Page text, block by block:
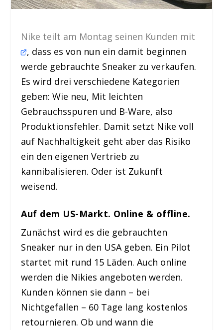
Nike teilt am Montag seinen Kunden mit
, dass es von nun ein damit beginnen
werde gebrauchte Sneaker zu verkaufen.
Es wird drei verschiedene Kategorien
geben: Wie neu, Mit leichten
Gebrauchsspuren und B-Ware, also
Produktionsfehler. Damit setzt Nike voll
auf Nachhaltigkeit geht aber das Risiko
ein den eigenen Vertrieb zu
kannibalisieren. Oder ist Zukunft
weisend.
Auf dem US-Markt. Online & offline.
Zunächst wird es die gebrauchten
Sneaker nur in den USA geben. Ein Pilot
startet mit rund 15 Läden. Auch online
werden die Nikies angeboten werden.
Kunden können sie dann – bei
Nichtgefallen – 60 Tage lang kostenlos
retournieren. Ob und wann die